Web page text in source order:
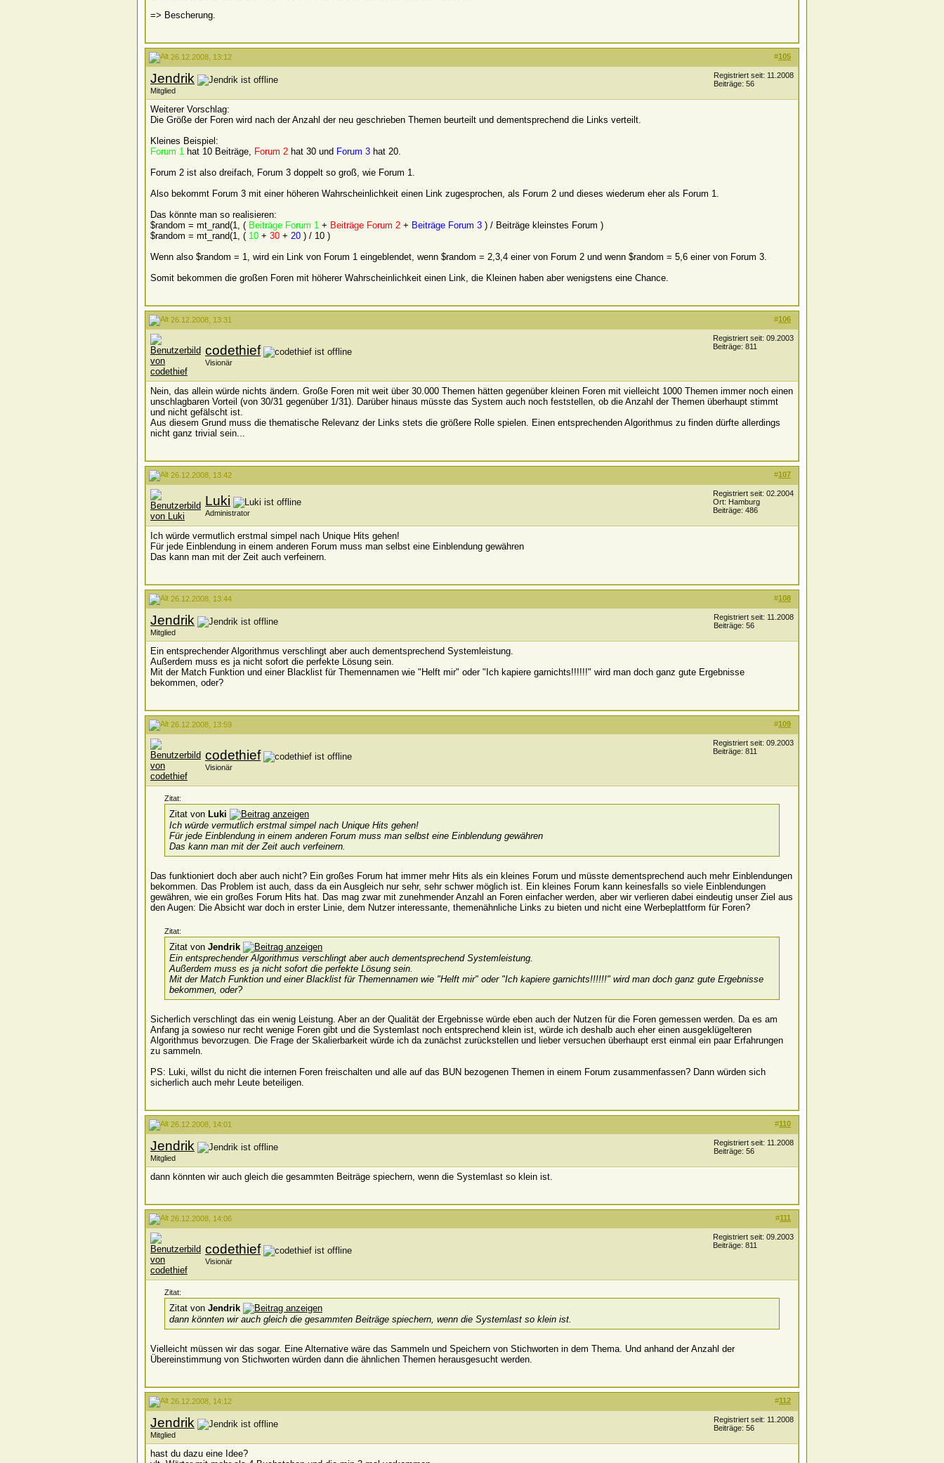
=> Bescherung.
#105
26.12.2008, 13:12
Jendrik
Mitglied
Registriert seit: 11.2008
Beiträge: 56
Weiterer Vorschlag:
Die Größe der Foren wird nach der Anzahl der neu geschrieben Themen beurteilt und dementsprechend die Links verteilt.
Kleines Beispiel:
Forum 1 hat 10 Beiträge, Forum 2 hat 30 und Forum 3 hat 20.
Forum 2 ist also dreifach, Forum 3 doppelt so groß, wie Forum 1.
Also bekommt Forum 3 mit einer höheren Wahrscheinlichkeit einen Link zugesprochen, als Forum 2 und dieses wiederum eher als Forum 1.
Das könnte man so realisieren:
$random = mt_rand(1, ( Beiträge Forum 1 + Beiträge Forum 2 + Beiträge Forum 3 ) / Beiträge kleinstes Forum )
$random = mt_rand(1, ( 10 + 30 + 20 ) / 10 )
Wenn also $random = 1, wird ein Link von Forum 1 eingeblendet, wenn $random = 2,3,4 einer von Forum 2 und wenn $random = 5,6 einer von Forum 3.
Somit bekommen die großen Foren mit höherer Wahrscheinlichkeit einen Link, die Kleinen haben aber wenigstens eine Chance.
#106
26.12.2008, 13:31
codethief
Visionär
Registriert seit: 09.2003
Beiträge: 811
Nein, das allein würde nichts ändern. Große Foren mit weit über 30.000 Themen hätten gegenüber kleinen Foren mit vielleicht 1000 Themen immer noch einen
unschlagbaren Vorteil (von 30/31 gegenüber 1/31). Darüber hinaus müsste das System auch noch feststellen, ob die Anzahl der Themen überhaupt stimmt
und nicht gefälscht ist.
Aus diesem Grund muss die thematische Relevanz der Links stets die größere Rolle spielen. Einen entsprechenden Algorithmus zu finden dürfte allerdings
nicht ganz trivial sein...
#107
26.12.2008, 13:42
Luki
Administrator
Registriert seit: 02.2004
Ort: Hamburg
Beiträge: 486
Ich würde vermutlich erstmal simpel nach Unique Hits gehen!
Für jede Einblendung in einem anderen Forum muss man selbst eine Einblendung gewähren
Das kann man mit der Zeit auch verfeinern.
#108
26.12.2008, 13:44
Jendrik
Mitglied
Registriert seit: 11.2008
Beiträge: 56
Ein entsprechender Algorithmus verschlingt aber auch dementsprechend Systemleistung.
Außerdem muss es ja nicht sofort die perfekte Lösung sein.
Mit der Match Funktion und einer Blacklist für Themennamen wie "Helft mir" oder "Ich kapiere garnichts!!!!!!" wird man doch ganz gute Ergebnisse
bekommen, oder?
#109
26.12.2008, 13:59
codethief
Visionär
Registriert seit: 09.2003
Beiträge: 811
Zitat:
Zitat von Luki
Ich würde vermutlich erstmal simpel nach Unique Hits gehen!
Für jede Einblendung in einem anderen Forum muss man selbst eine Einblendung gewähren
Das kann man mit der Zeit auch verfeinern.
Das funktioniert doch aber auch nicht? Ein großes Forum hat immer mehr Hits als ein kleines Forum und müsste dementsprechend auch mehr Einblendungen
bekommen. Das Problem ist auch, dass da ein Ausgleich nur sehr, sehr schwer möglich ist. Ein kleines Forum kann keinesfalls so viele Einblendungen
gewähren, wie ein großes Forum Hits hat. Das mag zwar mit zunehmender Anzahl an Foren einfacher werden, aber wir verlieren dabei eindeutig unser Ziel aus
den Augen: Die Absicht war doch in erster Linie, dem Nutzer interessante, themenähnliche Links zu bieten und nicht eine Werbeplattform für Foren?
Zitat:
Zitat von Jendrik
Ein entsprechender Algorithmus verschlingt aber auch dementsprechend Systemleistung.
Außerdem muss es ja nicht sofort die perfekte Lösung sein.
Mit der Match Funktion und einer Blacklist für Themennamen wie "Helft mir" oder "Ich kapiere garnichts!!!!!!" wird man doch ganz gute Ergebnisse
bekommen, oder?
Sicherlich verschlingt das ein wenig Leistung. Aber an der Qualität der Ergebnisse würde eben auch der Nutzen für die Foren gemessen werden. Da es am
Anfang ja sowieso nur recht wenige Foren gibt und die Systemlast noch entsprechend klein ist, würde ich deshalb auch eher einen ausgeklügelteren
Algorithmus bevorzugen. Die Frage der Skalierbarkeit würde ich da zunächst zurückstellen und lieber versuchen überhaupt erst einmal ein paar Erfahrungen
zu sammeln.
PS: Luki, willst du nicht die internen Foren freischalten und alle auf das BUN bezogenen Themen in einem Forum zusammenfassen? Dann würden sich
sicherlich auch mehr Leute beteiligen.
#110
26.12.2008, 14:01
Jendrik
Mitglied
Registriert seit: 11.2008
Beiträge: 56
dann könnten wir auch gleich die gesammten Beiträge spiechern, wenn die Systemlast so klein ist.
#111
26.12.2008, 14:06
codethief
Visionär
Registriert seit: 09.2003
Beiträge: 811
Zitat:
Zitat von Jendrik
dann könnten wir auch gleich die gesammten Beiträge spiechern, wenn die Systemlast so klein ist.
Vielleicht müssen wir das sogar. Eine Alternative wäre das Sammeln und Speichern von Stichworten in dem Thema. Und anhand der Anzahl der
Übereinstimmung von Stichworten würden dann die ähnlichen Themen herausgesucht werden.
#112
26.12.2008, 14:12
Jendrik
Mitglied
Registriert seit: 11.2008
Beiträge: 56
hast du dazu eine Idee?